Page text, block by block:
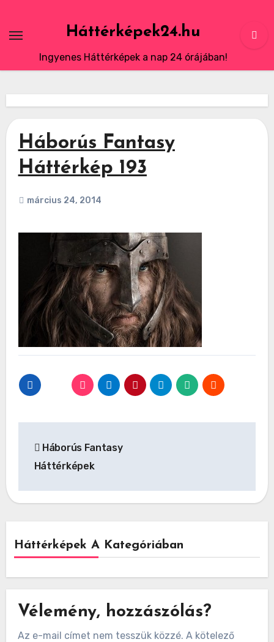
content
Háttérképek24.hu
Ingyenes Háttérképek a nap 24 órájában!
Háborús Fantasy
Háttérkép 193
március 24, 2014
navigáció
Háborús Fantasy
Háttérképek
Háttérképek A Kategóriában
Vélemény, hozzászólás?
Az e-mail címet nem tesszük közzé. A kötelező